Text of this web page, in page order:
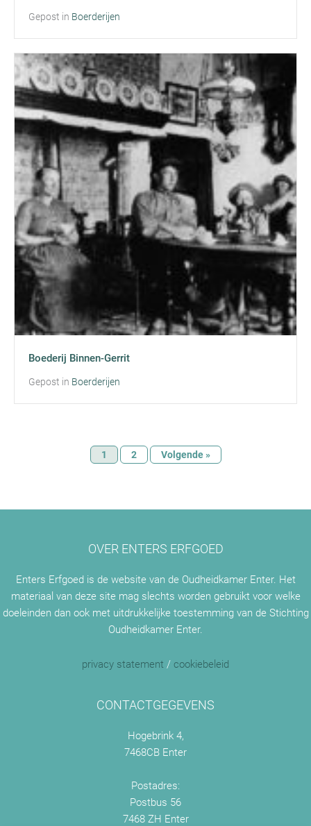
Gepost in Boerderijen
Boederij Binnen-Gerrit
Gepost in Boerderijen
1 2 Volgende »
OVER ENTERS ERFGOED
Enters Erfgoed is de website van de Oudheidkamer Enter. Het
materiaal van deze site mag slechts worden gebruikt voor welke
doeleinden dan ook met uitdrukkelijke toestemming van de Stichting
Oudheidkamer Enter.
privacy statement / cookiebeleid
CONTACTGEGEVENS
Hogebrink 4,
7468CB Enter
Postadres:
Postbus 56
7468 ZH Enter